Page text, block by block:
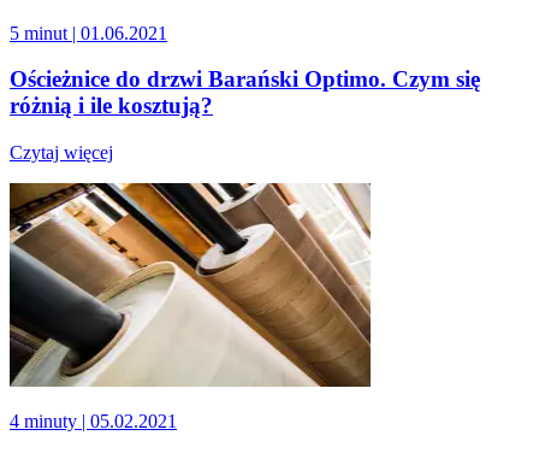
5 minut | 01.06.2021
Ościeżnice do drzwi Barański Optimo. Czym się
różnią i ile kosztują?
Czytaj więcej
4 minuty | 05.02.2021